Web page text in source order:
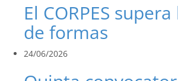
El CORPES
de formas
24/06/2026